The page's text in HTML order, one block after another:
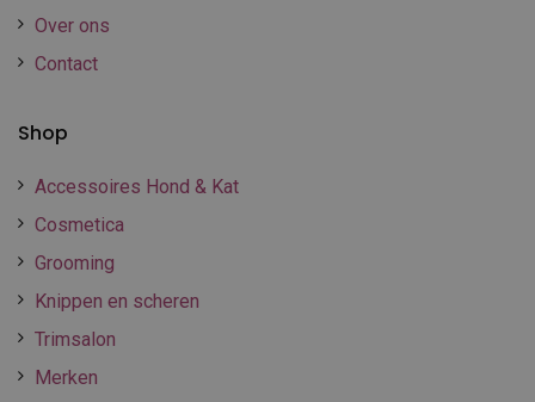
Over ons
Contact
Shop
Accessoires Hond & Kat
Cosmetica
Grooming
Knippen en scheren
Trimsalon
Merken